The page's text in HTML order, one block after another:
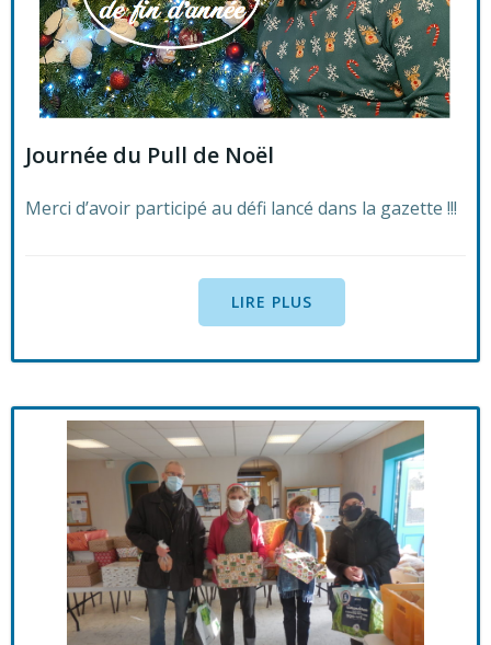
Journée du Pull de Noël
Merci d’avoir participé au défi lancé dans la gazette !!!
LIRE PLUS